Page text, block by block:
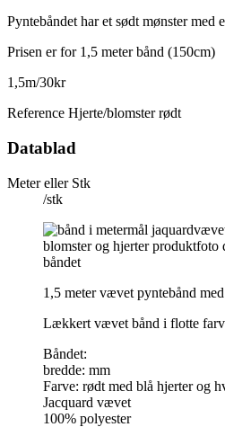
Pyntebåndet har et sødt mønster med
Prisen er for 1,5 meter bånd (150cm)
1,5m/30kr
Reference Hjerte/blomster rødt
Datablad
Meter eller Stk
/stk
1,5 meter vævet pyntebånd
Lækkert vævet bånd i flotte
Båndet:
bredde: mm
Farve: rødt med blå hjerter og
Jacquard vævet
100% polyester